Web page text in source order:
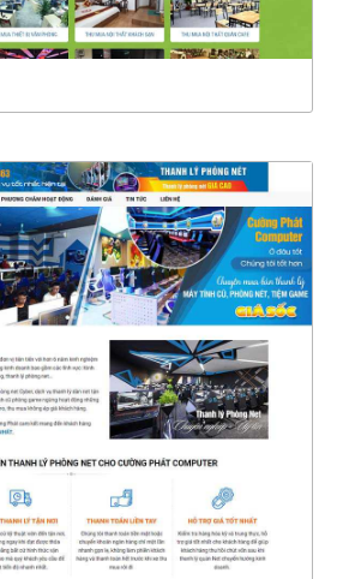
XEM THỰC TẾ
4758
CHI TIẾT